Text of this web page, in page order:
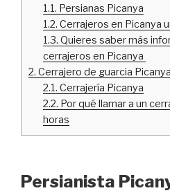
1.1. Persianas Picanya
1.2. Cerrajeros en Picanya
1.3. Quieres saber más
cerrajeros en Picanya
2. Cerrajero de guarcia Picanya
2.1. Cerrajería Picanya
2.2. Por qué llamar a un
horas
Persianista